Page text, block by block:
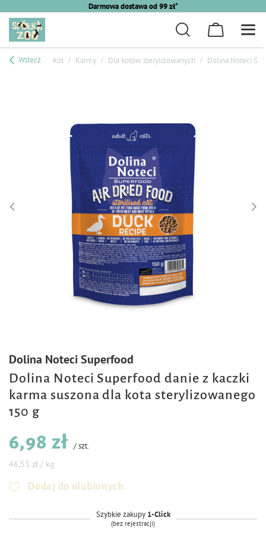
Darmowa dostawa od 99 zł*
Wstecz Kot Karmy Dla kotów sterylizowanych Dolina Noteci
Dolina Noteci Superfood
Dolina Noteci Superfood danie z kaczki
karma suszona dla kota sterylizowanego
150 g
6,98 zł /szt.
46,53 zł / kg
Dodaj do ulubionych
Szybkie zakupy 1-Click
(bez rejestracji)